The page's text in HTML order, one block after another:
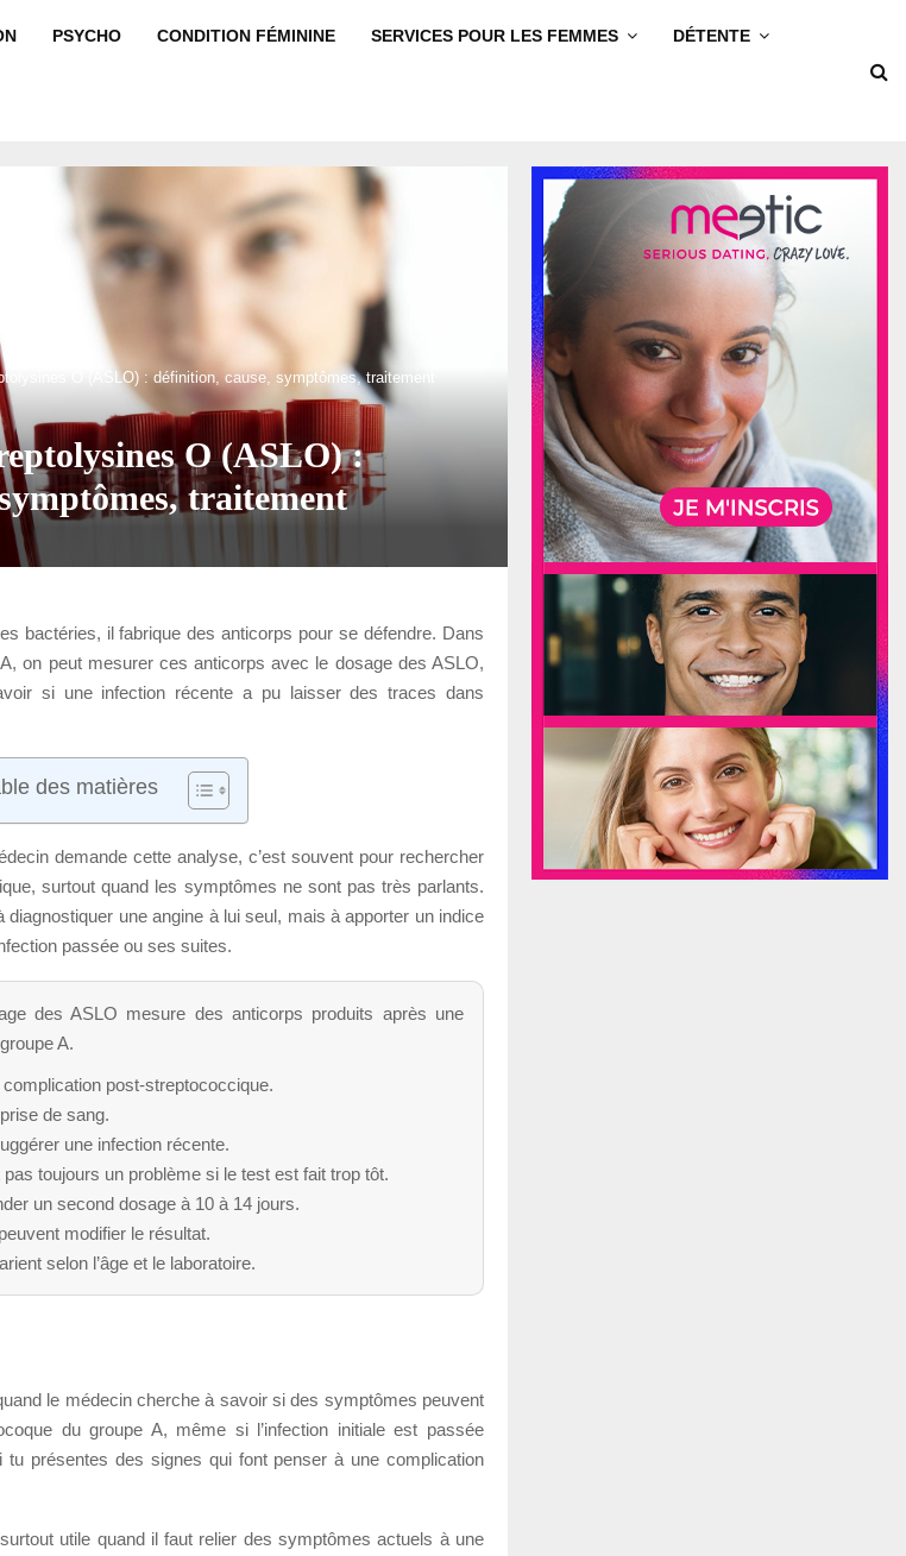
PSYCHO CONDITION FÉMININE SERVICES POUR LES FEMMES DÉTENTE
O (ASLO) : définition, cause, symptômes, traitement
O (ASLO) :
traitement
bactéries, il fabrique des anticorps pour se défendre. Dans
on peut mesurer ces anticorps avec le dosage des ASLO,
si une infection récente a pu laisser des traces dans
des matières
demande cette analyse, c’est souvent pour rechercher
surtout quand les symptômes ne sont pas très parlants.
une angine à lui seul, mais à apporter un indice
passée ou ses suites.
des ASLO mesure des anticorps produits après une
A.
post-streptococcique.
de sang.
une infection récente.
pas toujours un problème si le test est fait trop tôt.
un second dosage à 10 à 14 jours.
modifier le résultat.
selon l’âge et le laboratoire.
le médecin cherche à savoir si des symptômes peuvent
du groupe A, même si l’infection initiale est passée
tu présentes des signes qui font penser à une complication
utile quand il faut relier des symptômes actuels à une